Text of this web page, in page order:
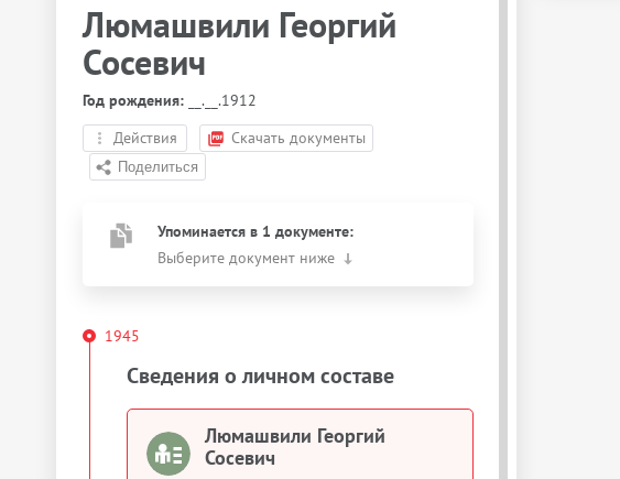
Люмашвили Георгий
Сосевич
Год рождения: __.__.1912
Действия
Скачать документы
Упоминается в 1 документе:
Выберите документ ниже
1945
Сведения о личном составе
Люмашвили Георгий
Сосевич